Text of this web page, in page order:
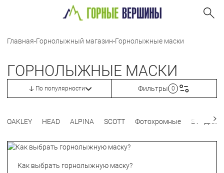
Главная-Горнолыжный магазин-Горнолыжные маски
ГОРНОЛЫЖНЫЕ МАСКИ
По популярности Фильтры 0
OAKLEY HEAD ALPINA SCOTT Фотохромные S1 - Для
Как выбрать горнолыжную маску?